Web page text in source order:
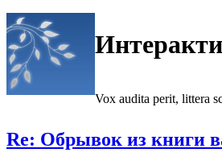
Vox audita perit, littera
Re: Обрывок из книги